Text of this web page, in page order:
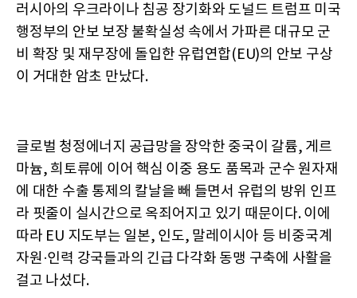
러시아의 우크라이나 침공 장기화와 도널드 트럼프 미국
행정부의 안보 보장 불확실성 속에서 가파른 대규모 군
비 확장 및 재무장에 돌입한 유럽연합(EU)의 안보 구상
이 거대한 암초 만났다.
글로벌 청정에너지 공급망을 장악한 중국이 갈륨, 게르
마늄, 희토류에 이어 핵심 이중 용도 품목과 군수 원자재
에 대한 수출 통제의 칼날을 빼 들면서 유럽의 방위 인프
라 핏줄이 실시간으로 옥죄어지고 있기 때문이다. 이에
따라 EU 지도부는 일본, 인도, 말레이시아 등 비중국계
자원·인력 강국들과의 긴급 다각화 동맹 구축에 사활을
걸고 나섰다.